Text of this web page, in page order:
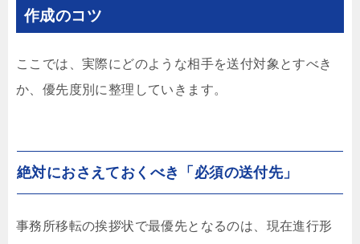
作成のコツ
ここでは、実際にどのような相手を送付対象とすべき
か、優先度別に整理していきます。
絶対におさえておくべき「必須の送付先」
事務所移転の挨拶状で最優先となるのは、現在進行形